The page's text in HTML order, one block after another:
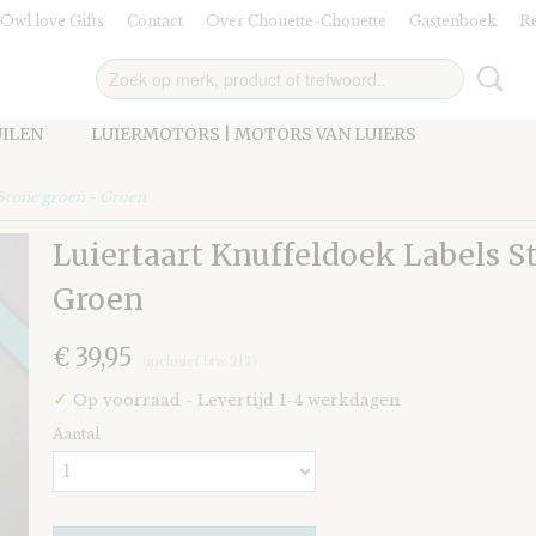
love Gifts Contact Over Chouette-Chouette Gastenboek
LUIERMOTORS | MOTORS VAN LUIERS
groen - Groen
Luiertaart Knuffeldoek Labels
Groen
€ 39,95
✓ Op voorraad - Levertijd 1-4 werkdagen
Aantal